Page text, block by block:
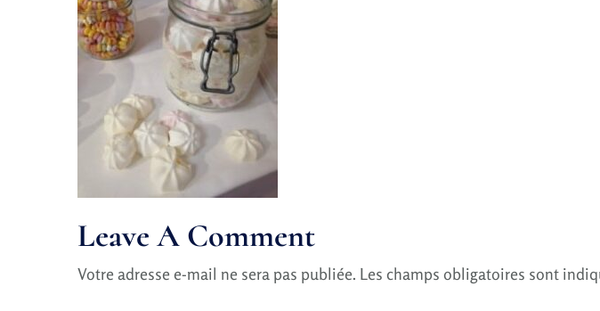
Leave A Comment
Votre adresse e-mail ne sera pas publiée. Les champs obligatoires sont